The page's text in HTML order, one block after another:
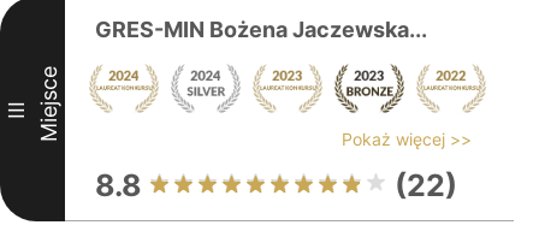
III Miejsce
GRES-MIN Bożena Jaczewska...
Pokaż więcej >>
8.8 (22)